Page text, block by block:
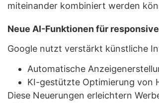
miteinander kombiniert werden
Neue AI-Funktionen für
Google nutzt verstärkt künstliche
Automatische
KI-gestützte Optimierung von
Diese Neuerungen erleichtern